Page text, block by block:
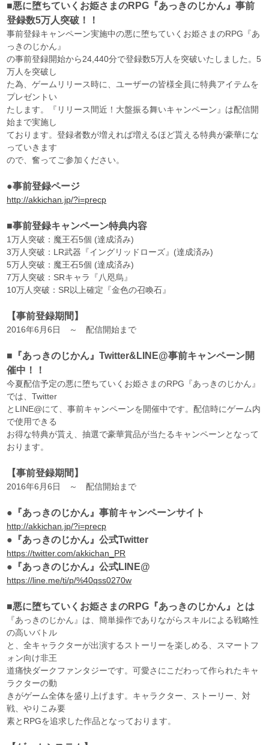
■悪に堕ちていくお姫さまのRPG『あっきのじかん』事前
登録数5万人突破！！
事前登録キャンペーン実施中の悪に堕ちていくお姫さまのRPG『あ
っきのじかん』
の事前登録開始から24,440分で登録数5万人を突破いたしました。5
万人を突破し
た為、ゲームリリース時に、ユーザーの皆様全員に特典アイテムを
プレゼントい
たします。『リリース間近！大盤振る舞いキャンペーン』は配信開
始まで実施し
ております。登録者数が増えれば増えるほど貰える特典が豪華にな
っていきます
ので、奮ってご参加ください。
●事前登録ページ
http://akkichan.jp/?i=precp
■事前登録キャンペーン特典内容
1万人突破：魔王石5個 (達成済み)
3万人突破：LR武器『イングリッドローズ』(達成済み)
5万人突破：魔王石5個 (達成済み)
7万人突破：SRキャラ『八咫烏』
10万人突破：SR以上確定『金色の召喚石』
【事前登録期間】
2016年6月6日 ～ 配信開始まで
■『あっきのじかん』Twitter&LINE@事前キャンペーン開
催中！！
今夏配信予定の悪に堕ちていくお姫さまのRPG『あっきのじかん』
では、Twitter
とLINE@にて、事前キャンペーンを開催中です。配信時にゲーム内
で使用できる
お得な特典が貰え、抽選で豪華賞品が当たるキャンペーンとなって
おります。
【事前登録期間】
2016年6月6日 ～ 配信開始まで
●『あっきのじかん』事前キャンペーンサイト
http://akkichan.jp/?i=precp
●『あっきのじかん』公式Twitter
https://twitter.com/akkichan_PR
●『あっきのじかん』公式LINE@
https://line.me/ti/p/%40qss0270w
■悪に堕ちていくお姫さまのRPG『あっきのじかん』とは
『あっきのじかん』は、簡単操作でありながらスキルによる戦略性
の高いバトル
と、全キャラクターが出演するストーリーを楽しめる、スマートフ
ォン向け非王
道痛快ダークファンタジーです。可愛さにこだわって作られたキャ
ラクターの動
きがゲーム全体を盛り上げます。キャラクター、ストーリー、対
戦、やりこみ要
素とRPGを追求した作品となっております。